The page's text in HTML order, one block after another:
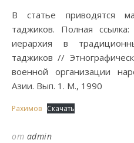
В статье приводятся материалы по этнографии
таджиков. Полная
иерархия в
таджиков //
военной организации
Азии. Вып. 1. М., 1990
Рахимов Скачать
от admin